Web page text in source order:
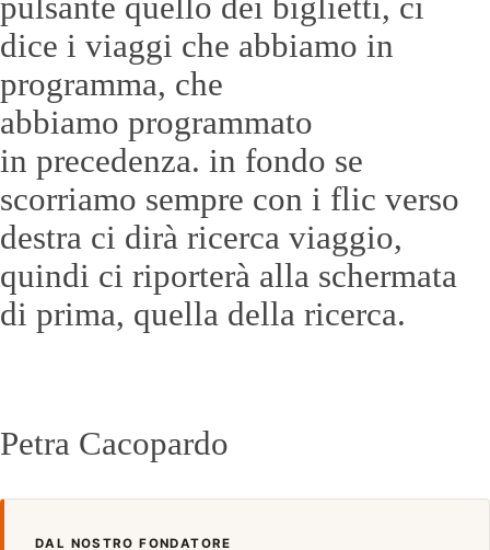
pulsante quello dei biglietti, ci
dice i viaggi che abbiamo in
programma, che
abbiamo programmato
in precedenza. in fondo se
scorriamo sempre con i flic verso
destra ci dirà ricerca viaggio,
quindi ci riporterà alla schermata
di prima, quella della ricerca.
Petra Cacopardo
DAL NOSTRO FONDATORE